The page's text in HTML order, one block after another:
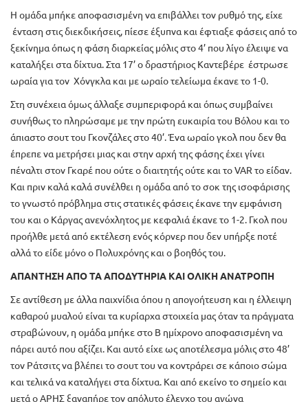
Η ομάδα μπήκε αποφασισμένη να επιβάλλει τον ρυθμό της, είχε
ένταση στις διεκδικήσεις, πίεσε έξυπνα και έφτιαξε φάσεις από το
ξεκίνημα όπως η φάση διαρκείας μόλις στο 4’ που λίγο έλειψε να
καταλήξει στα δίχτυα. Στα 17’ ο δραστήριος Καντεβέρε έστρωσε
ωραία για τον Χόνγκλα και με ωραίο τελείωμα έκανε το 1-0.
Στη συνέχεια όμως άλλαξε συμπεριφορά και όπως συμβαίνει
συνήθως το πληρώσαμε με την πρώτη ευκαιρία του Βόλου και το
άπιαστο σουτ του Γκονζάλες στο 40’. Ένα ωραίο γκολ που δεν θα
έπρεπε να μετρήσει μιας και στην αρχή της φάσης έχει γίνει
πέναλτι στον Γκαρέ που ούτε ο διαιτητής ούτε και το VAR το είδαν.
Και πριν καλά καλά συνέλθει η ομάδα από το σοκ της ισοφάρισης
το γνωστό πρόβλημα στις στατικές φάσεις έκανε την εμφάνιση
του και ο Κάργας ανενόχλητος με κεφαλιά έκανε το 1-2. Γκολ που
προήλθε μετά από εκτέλεση ενός κόρνερ που δεν υπήρξε ποτέ
αλλά το είδε μόνο ο Πολυχρόνης και ο βοηθός του.
ΑΠΑΝΤΗΣΗ ΑΠΟ ΤΑ ΑΠΟΔΥΤΗΡΙΑ ΚΑΙ ΟΛΙΚΗ ΑΝΑΤΡΟΠΗ
Σε αντίθεση με άλλα παιχνίδια όπου η απογοήτευση και η έλλειψη
καθαρού μυαλού είναι τα κυρίαρχα στοιχεία μας όταν τα πράγματα
στραβώνουν, η ομάδα μπήκε στο Β ημίχρονο αποφασισμένη να
πάρει αυτό που αξίζει. Και αυτό είχε ως αποτέλεσμα μόλις στο 48’
τον Ράτσιτς να βλέπει το σουτ του να κοντράρει σε κάποιο σώμα
και τελικά να καταλήγει στα δίχτυα. Και από εκείνο το σημείο και
μετά ο ΑΡΗΣ ξαναπήρε τον απόλυτο έλεγχο του αγώνα